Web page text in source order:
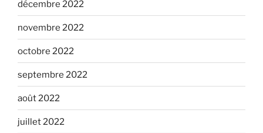
décembre 2022
novembre 2022
octobre 2022
septembre 2022
août 2022
juillet 2022